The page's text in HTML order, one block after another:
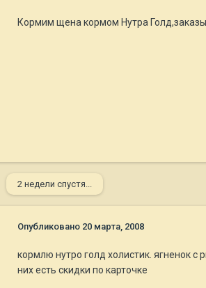
Кормим щена кормом Нутра
2 недели спустя...
Опубликовано 20 марта, 2008
кормлю нутро голд холистик. ягненок
них есть скидки по карточке